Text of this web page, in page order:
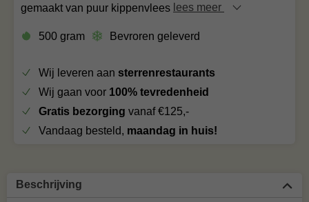
gemaakt van puur kippenvlees lees meer
500 gram Bevroren geleverd
Wij leveren aan sterrenrestaurants
Wij gaan voor 100% tevredenheid
Gratis bezorging vanaf €125,-
Vandaag besteld, maandag in huis!
Beschrijving